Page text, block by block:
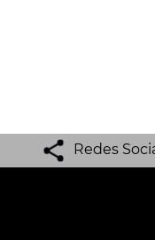
Redes